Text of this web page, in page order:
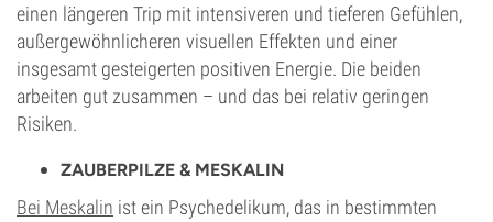
einen längeren Trip mit intensiveren und tieferen Gefühlen,
außergewöhnlicheren visuellen Effekten und einer
insgesamt gesteigerten positiven Energie. Die beiden
arbeiten gut zusammen – und das bei relativ geringen
Risiken.
ZAUBERPILZE & MESKALIN
Bei Meskalin ist ein Psychedelikum, das in bestimmten